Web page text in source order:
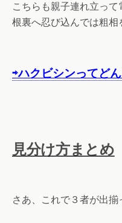
こちらも親子連れ立っ
根裏へ忍び込んでは粗相
⇨ハクビシンってど
見分け方まとめ
さあ、これで３者が出揃